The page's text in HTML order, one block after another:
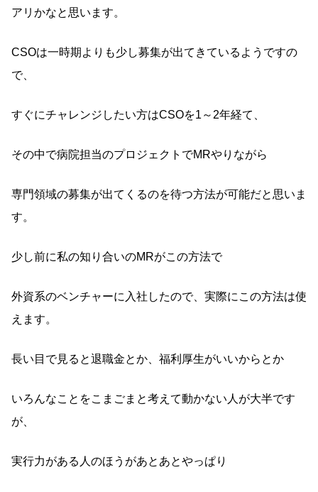
アリかなと思います。
CSOは一時期よりも少し募集が出てきているようですの
で、
すぐにチャレンジしたい方はCSOを1～2年経て、
その中で病院担当のプロジェクトでMRやりながら
専門領域の募集が出てくるのを待つ方法が可能だと思いま
す。
少し前に私の知り合いのMRがこの方法で
外資系のベンチャーに入社したので、実際にこの方法は使
えます。
長い目で見ると退職金とか、福利厚生がいいからとか
いろんなことをこまごまと考えて動かない人が大半です
が、
実行力がある人のほうがあとあとやっぱり